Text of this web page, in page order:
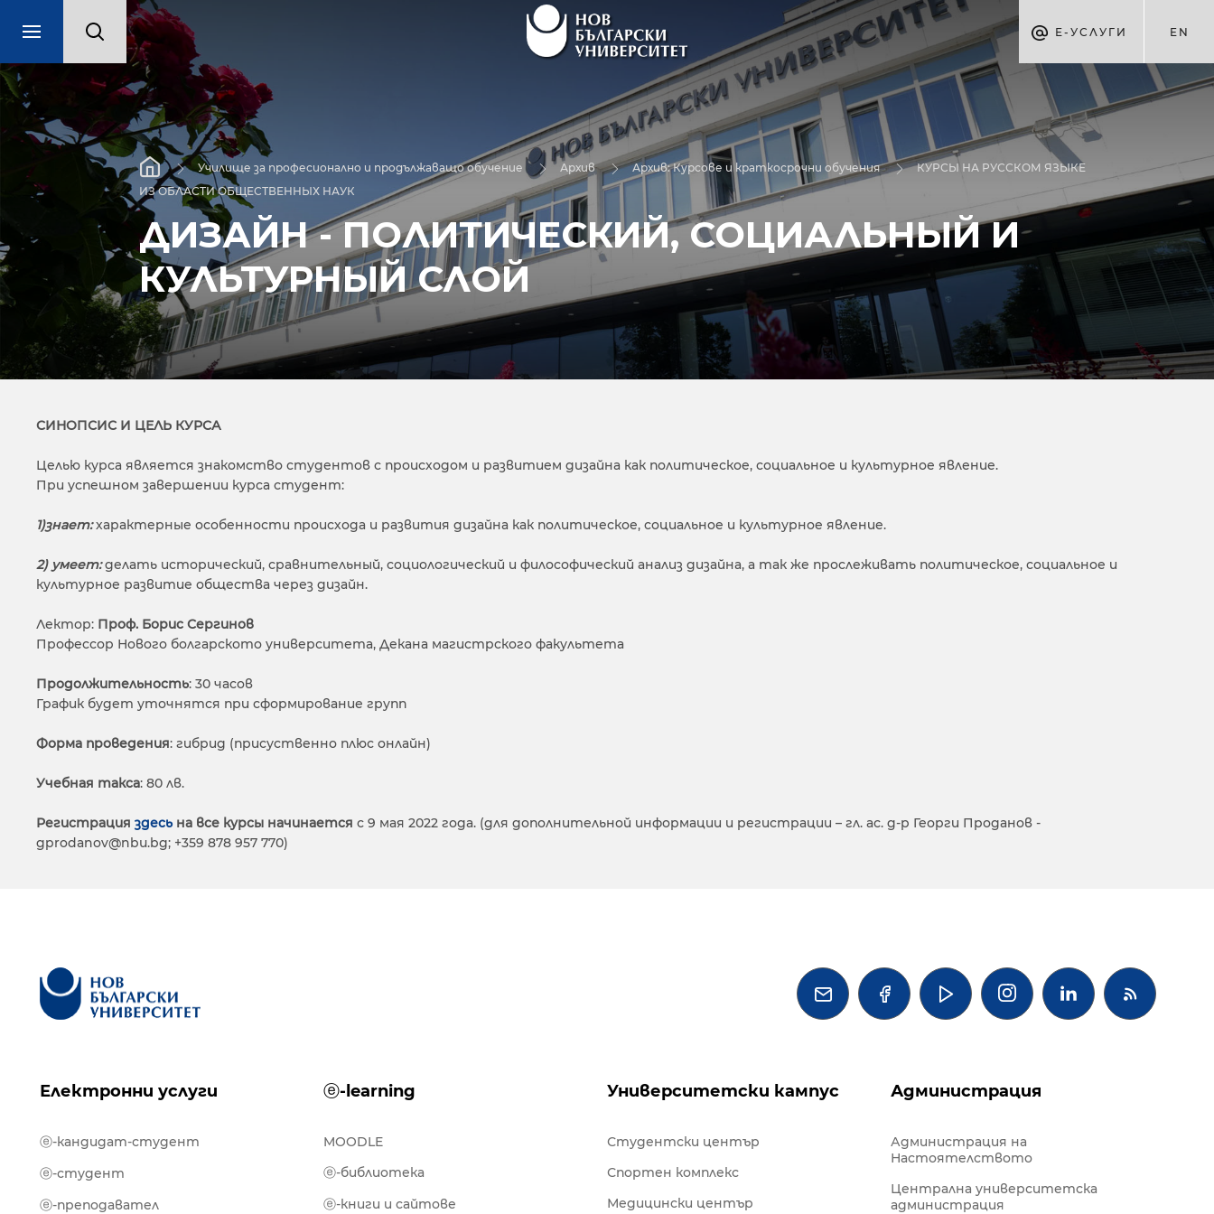
Е-УСЛУГИ EN
Училище за професионално и продължаващо обучение Архив Архив: Курсове и краткосрочни обучения
КУРСЫ НА РУССКОМ ЯЗЫКЕ
ИЗ ОБЛАСТИ ОБЩЕСТВЕННЫХ НАУК
ДИЗАЙН - ПОЛИТИЧЕСКИЙ, СОЦИАЛЬНЫЙ И
КУЛЬТУРНЫЙ СЛОЙ
СИНОПСИС И ЦЕЛЬ КУРСА
Целью курса является знакомство студентов с происходом и развитием дизайна как политическое, социальное и культурное явление.
При успешном завершении курса студент:
1)знает:характерные особенности происхода и развития дизайна как политическое, социальное и культурное явление.
2) умеет:делать исторический, сравнительный, социологический и философический анализ дизайна, а так же прослеживать политическое, социальное и
культурное развитие общества через дизайн.
Лектор: Проф. Борис Сергинов
Профессор Нового болгарското университета, Декана магистрского факультета
Продолжительность: 30 часов
График будет уточнятся при сформирование групп
Форма проведения: гибрид (присуственно плюс онлайн)
Учебная такса: 80 лв.
Регистрация здесь на все курсы начинается с 9 мая 2022 года. (для дополнительной информации и регистрации – гл. ас. д-р Георги Проданов -
gprodanov@nbu.bg; +359 878 957 770)
   
Електронни услуги ⓔ-learning Университетски кампус Администрация
ⓔ-кандидат-студент
ⓔ-студент
ⓔ-преподавател
MOODLE
ⓔ-библиотека
ⓔ-книги и сайтове
Студентски център
Спортен комплекс
Медицински център
Администрация на
Настоятелството
Централна университетска
администрация